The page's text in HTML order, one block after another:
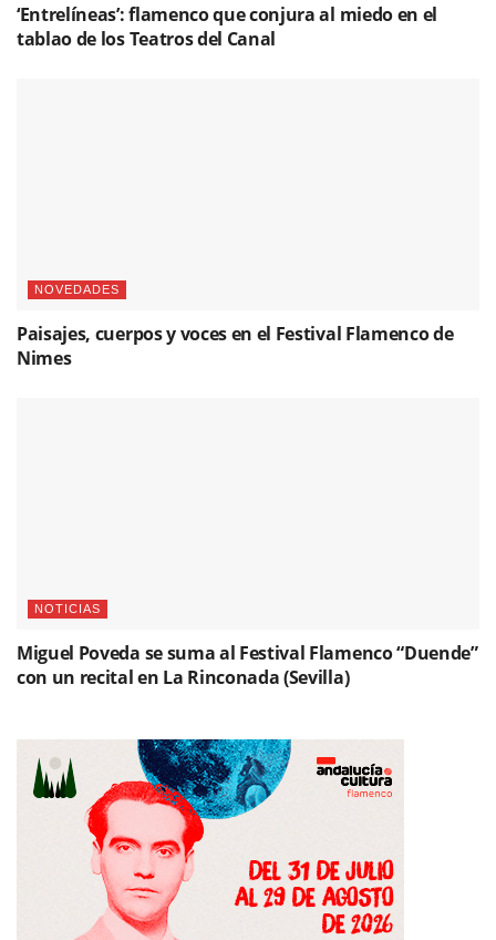
‘Entrelíneas’: flamenco que conjura al miedo en el
tablao de los Teatros del Canal
NOVEDADES
Paisajes, cuerpos y voces en el Festival Flamenco de
Nimes
NOTICIAS
Miguel Poveda se suma al Festival Flamenco “Duende”
con un recital en La Rinconada (Sevilla)